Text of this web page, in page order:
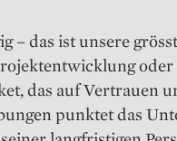
– das ist unsere
oder
das auf Vertrauen
punktet das